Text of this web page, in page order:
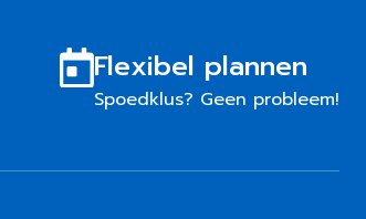
Flexibel plannen
Spoedklus? Geen probleem!